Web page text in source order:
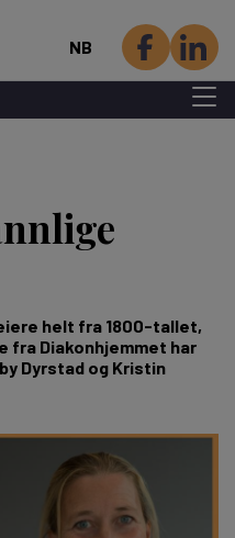
NB
Menu
helt fra 1800-tallet,
fra Diakonhjemmet har
Dyrstad og Kristin